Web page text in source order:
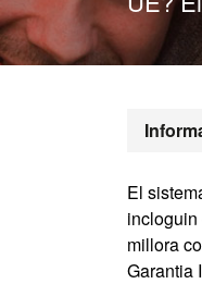
El
incloguin
millora
Garantia